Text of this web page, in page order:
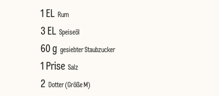
1 EL Rum
3 EL Speiseöl
60 g gesiebter Staubzucker
1 Prise Salz
2 Dotter (Größe M)